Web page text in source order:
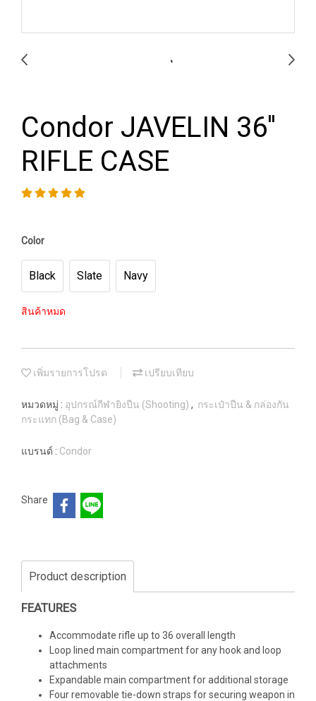
Condor JAVELIN 36''
RIFLE CASE
Color
Black Slate Navy
สินค้าหมด
เพิ่มรายการโปรด เปรียบเทียบ
หมวดหมู่ : อุปกรณ์กีฬายิงปืน (Shooting) , กระเป๋าปืน & กล่องกัน
กระแทก (Bag & Case)
แบรนด์ : Condor
Share
Product description
FEATURES
Accommodate rifle up to 36 overall length
Loop lined main compartment for any hook and loop
attachments
Expandable main compartment for additional storage
Four removable tie-down straps for securing weapon in